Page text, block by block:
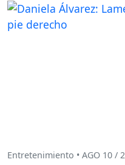
Entretenimiento • AGO 10 /